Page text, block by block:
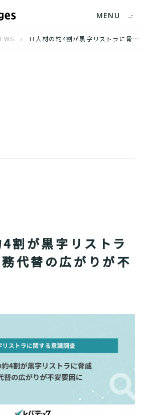
MENU
IT人材の約4割が黒字リストラに脅威、業務代替の広がりが不安要因に
割が黒字リストラ
代替の広がりが不